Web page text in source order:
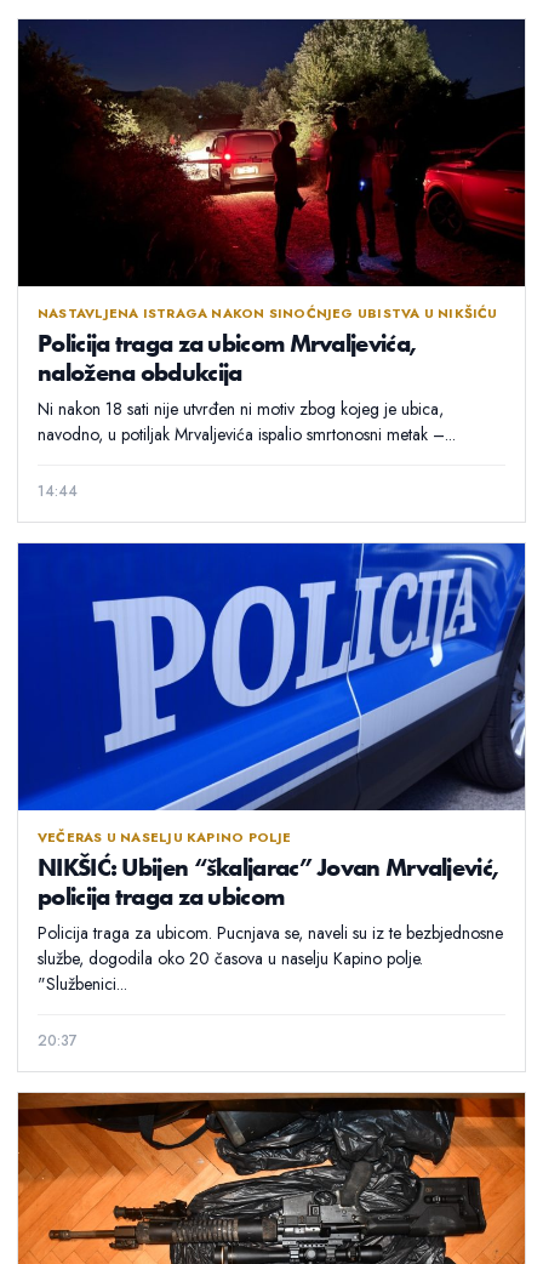
NASTAVLJENA ISTRAGA NAKON SINOĆNJEG UBISTVA U NIKŠIĆU
Policija traga za ubicom Mrvaljevića,
naložena obdukcija
Ni nakon 18 sati nije utvrđen ni motiv zbog kojeg je ubica,
navodno, u potiljak Mrvaljevića ispalio smrtonosni metak –...
14:44
VEČERAS U NASELJU KAPINO POLJE
NIKŠIĆ: Ubijen “škaljarac” Jovan Mrvaljević,
policija traga za ubicom
Policija traga za ubicom. Pucnjava se, naveli su iz te bezbjednosne
službe, dogodila oko 20 časova u naselju Kapino polje.
"Službenici...
20:37